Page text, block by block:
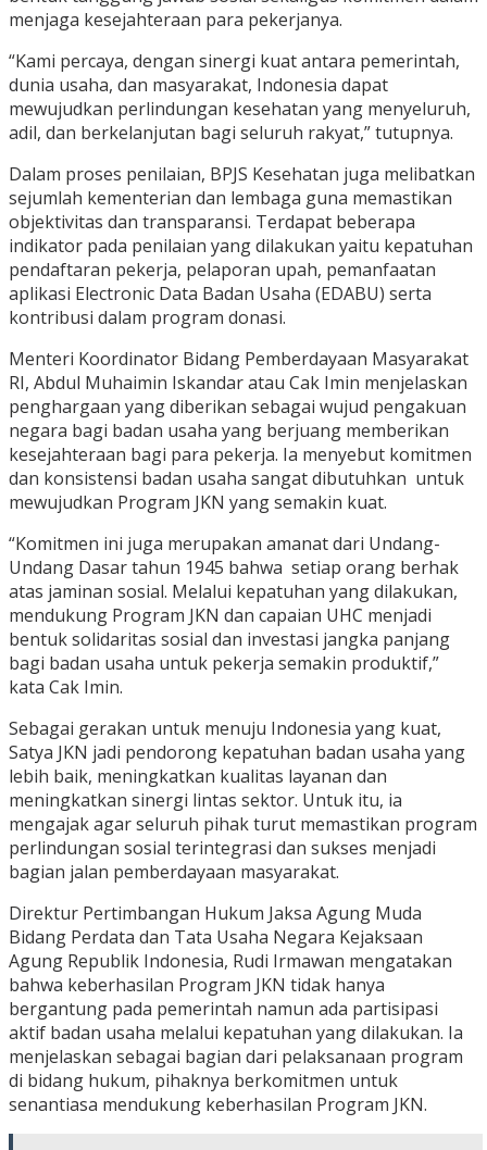
menjaga kesejahteraan para pekerjanya.
“Kami percaya, dengan sinergi kuat antara pemerintah,
dunia usaha, dan masyarakat, Indonesia dapat
mewujudkan perlindungan kesehatan yang menyeluruh,
adil, dan berkelanjutan bagi seluruh rakyat,” tutupnya.
Dalam proses penilaian, BPJS Kesehatan juga melibatkan
sejumlah kementerian dan lembaga guna memastikan
objektivitas dan transparansi. Terdapat beberapa
indikator pada penilaian yang dilakukan yaitu kepatuhan
pendaftaran pekerja, pelaporan upah, pemanfaatan
aplikasi Electronic Data Badan Usaha (EDABU) serta
kontribusi dalam program donasi.
Menteri Koordinator Bidang Pemberdayaan Masyarakat
RI, Abdul Muhaimin Iskandar atau Cak Imin menjelaskan
penghargaan yang diberikan sebagai wujud pengakuan
negara bagi badan usaha yang berjuang memberikan
kesejahteraan bagi para pekerja. Ia menyebut komitmen
dan konsistensi badan usaha sangat dibutuhkan untuk
mewujudkan Program JKN yang semakin kuat.
“Komitmen ini juga merupakan amanat dari Undang-
Undang Dasar tahun 1945 bahwa setiap orang berhak
atas jaminan sosial. Melalui kepatuhan yang dilakukan,
mendukung Program JKN dan capaian UHC menjadi
bentuk solidaritas sosial dan investasi jangka panjang
bagi badan usaha untuk pekerja semakin produktif,”
kata Cak Imin.
Sebagai gerakan untuk menuju Indonesia yang kuat,
Satya JKN jadi pendorong kepatuhan badan usaha yang
lebih baik, meningkatkan kualitas layanan dan
meningkatkan sinergi lintas sektor. Untuk itu, ia
mengajak agar seluruh pihak turut memastikan program
perlindungan sosial terintegrasi dan sukses menjadi
bagian jalan pemberdayaan masyarakat.
Direktur Pertimbangan Hukum Jaksa Agung Muda
Bidang Perdata dan Tata Usaha Negara Kejaksaan
Agung Republik Indonesia, Rudi Irmawan mengatakan
bahwa keberhasilan Program JKN tidak hanya
bergantung pada pemerintah namun ada partisipasi
aktif badan usaha melalui kepatuhan yang dilakukan. Ia
menjelaskan sebagai bagian dari pelaksanaan program
di bidang hukum, pihaknya berkomitmen untuk
senantiasa mendukung keberhasilan Program JKN.